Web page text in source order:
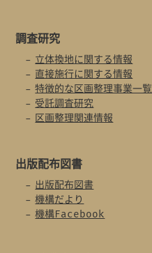
調査研究
立体換地に関する情報
直接施行に関する情報
特徴的な区画整理事業一覧
受託調査研究
区画整理関連情報
出版配布図書
出版配布図書
機構だより
機構Facebook